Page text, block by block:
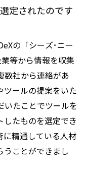
定されたのです
の「シーズ･ニー
等から情報を収集
数社から連絡があ
ツールの提案をいた
いたことでツールを
たものを選定でき
に精通している人材
ことができまし